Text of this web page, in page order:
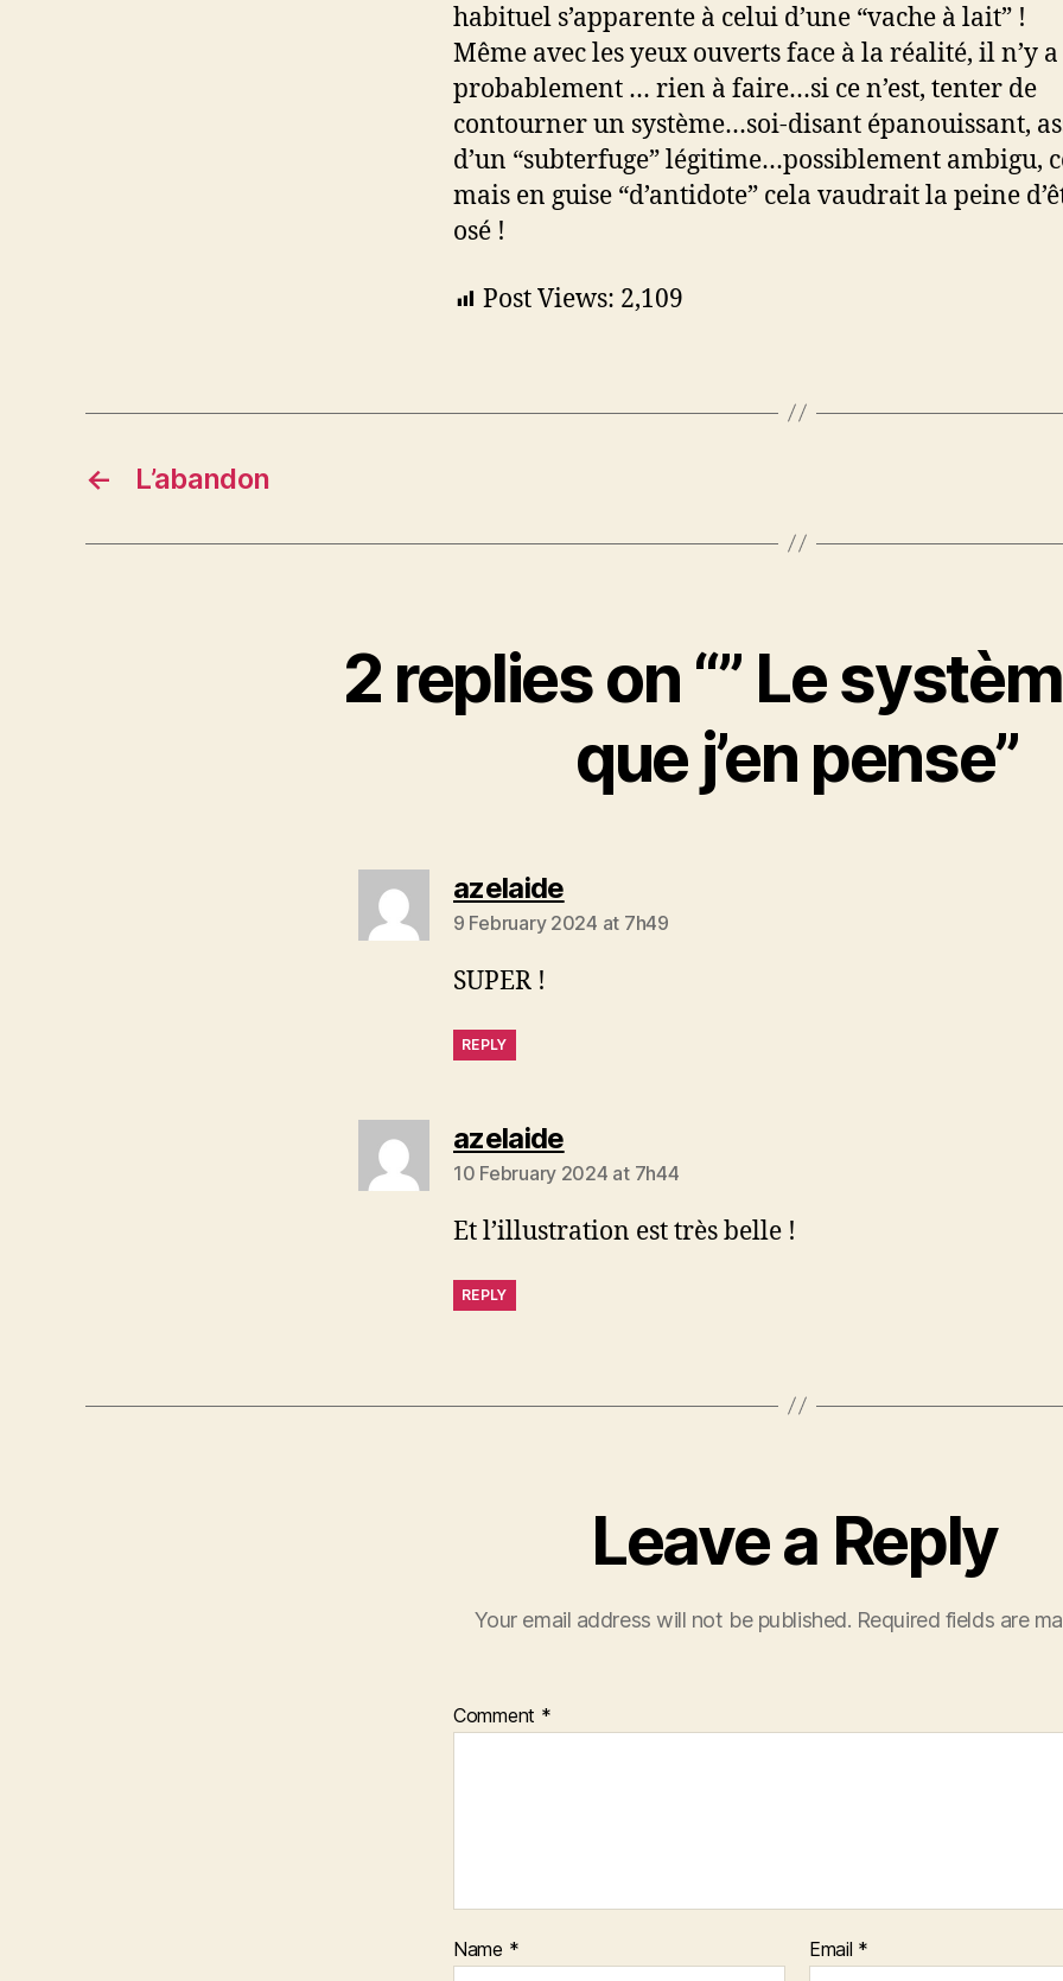
habituel s’apparente à celui d’une “vache à
Même avec les yeux ouverts face à la réalité, il n’y a
probablement … rien à faire…si ce n’est, tenter de
contourner un système…soi-disant épanouissant,
d’un “subterfuge” légitime…possiblement ambigu,
mais en guise “d’antidote” cela vaudrait la peine
osé !
Post Views: 2,109
← L’abandon
2 replies on “” Le
que j’en pense”
azelaidesays:
9 February 2024 at 7h49
SUPER !
REPLY
azelaidesays:
10 February 2024 at 7h44
Et l’illustration est très belle !
REPLY
Leave a Reply
Your email address will not be published. Required fields are
Comment *
Name * Email *